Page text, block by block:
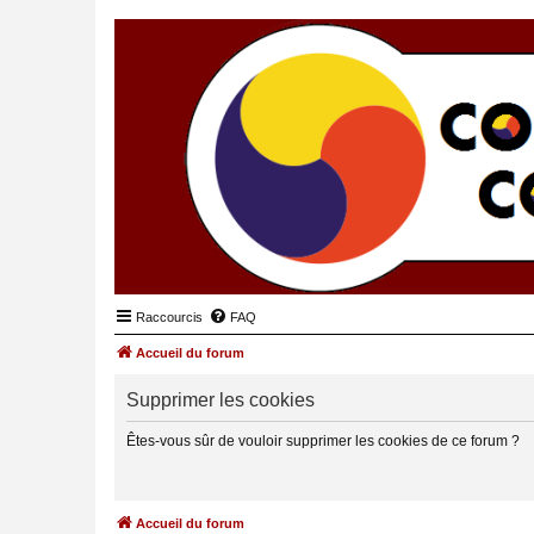
Raccourcis FAQ
Accueil du forum
Supprimer les cookies
Êtes-vous sûr de vouloir supprimer les cookies de ce forum ?
Accueil du forum